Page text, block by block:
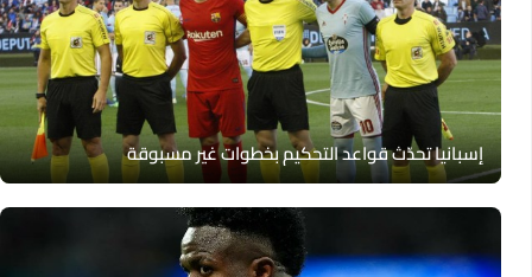
إسبانيا تحدّث قواعد التحكيم بخطوات غير مسبوقة